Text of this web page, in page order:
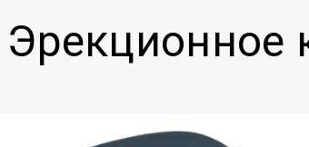
Эрекционное